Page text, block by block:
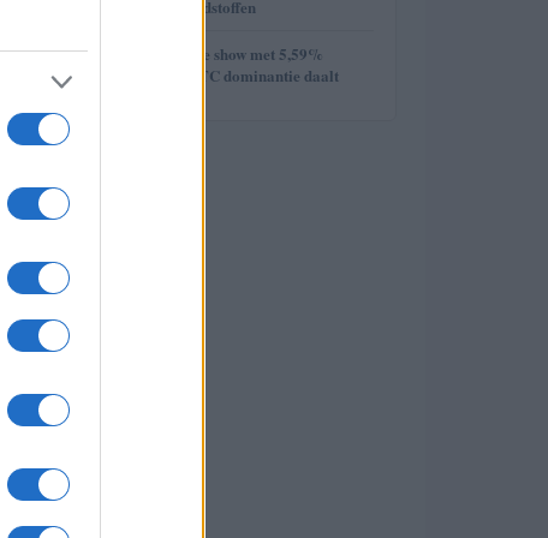
week van de grondstoffen
5 Ethereum steelt de show met 5,59%
stijging terwijl BTC dominantie daalt